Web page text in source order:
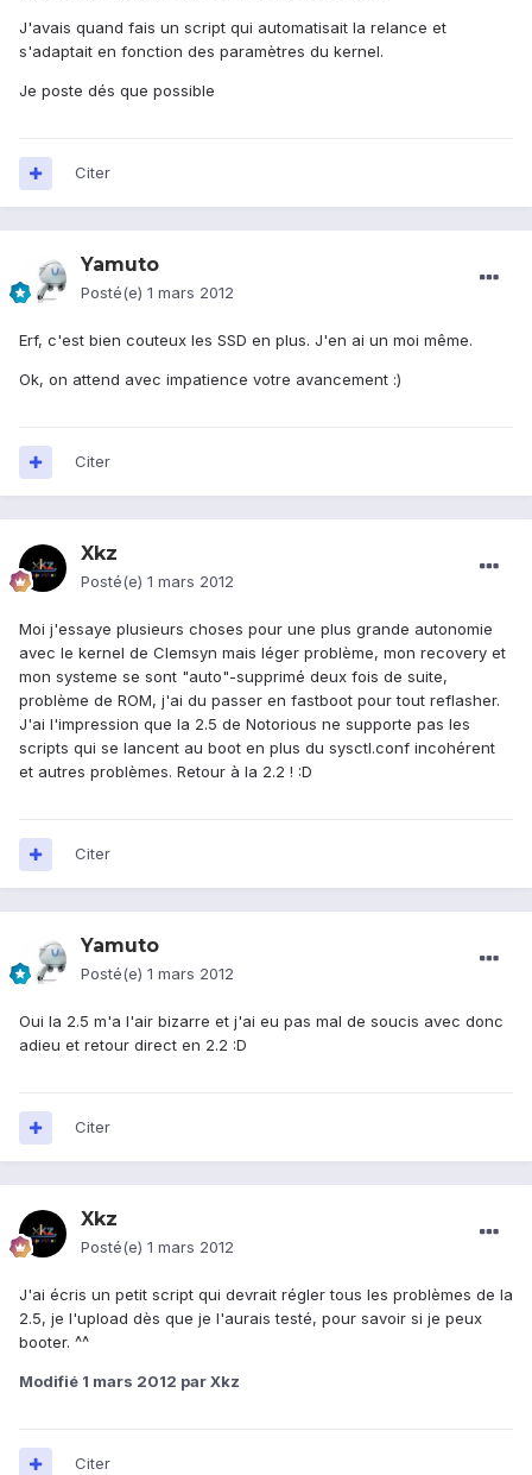
J'avais quand fais un script qui automatisait la relance et
s'adaptait en fonction des paramètres du kernel.
Je poste dés que possible
Citer
Yamuto
Posté(e) 1 mars 2012
Erf, c'est bien couteux les SSD en plus. J'en ai un moi même.
Ok, on attend avec impatience votre avancement :)
Citer
Xkz
Posté(e) 1 mars 2012
Moi j'essaye plusieurs choses pour une plus grande autonomie
avec le kernel de Clemsyn mais léger problème, mon recovery et
mon systeme se sont "auto"-supprimé deux fois de suite,
problème de ROM, j'ai du passer en fastboot pour tout reflasher.
J'ai l'impression que la 2.5 de Notorious ne supporte pas les
scripts qui se lancent au boot en plus du sysctl.conf incohérent
et autres problèmes. Retour à la 2.2 ! :D
Citer
Yamuto
Posté(e) 1 mars 2012
Oui la 2.5 m'a l'air bizarre et j'ai eu pas mal de soucis avec donc
adieu et retour direct en 2.2 :D
Citer
Xkz
Posté(e) 1 mars 2012
J'ai écris un petit script qui devrait régler tous les problèmes de la
2.5, je l'upload dès que je l'aurais testé, pour savoir si je peux
booter. ^^
Modifié 1 mars 2012 par Xkz
Citer